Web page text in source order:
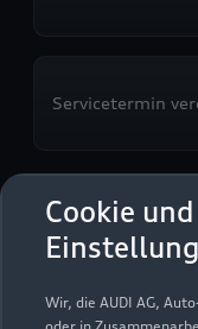
Cookie
Einstellung
Wir, die AUDI AG,
Servicetermin